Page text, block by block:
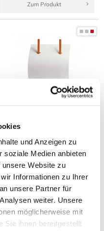
und Anzeigen zu
soziale Medien anbieten
Website zu
Informationen zu Ihrer
unsere Partner für
weiter. Unsere
möglicherweise mit
Sie ihnen bereitgestellt
Zum Produkt
Domus Wandlampe - FOLIO
239,00 € *
Zum Produkt